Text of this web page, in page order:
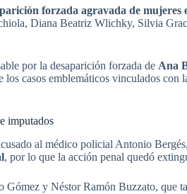
forzada agravada de mujeres
Diana Beatriz Wlichky, Silvia
por la desaparición forzada de Ana
los casos emblemáticos vinculados con
imputados
al médico policial Antonio
, por lo que la acción penal quedó
y Néstor Ramón Buzzato, que